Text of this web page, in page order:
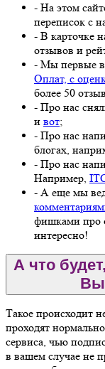
- На этом
переписок с
- В карточке
отзывов и
- Мы первые в
Оплат, с
более 50
- Про нас
и вот;
- Про нас
блогах,
- Про нас
Например,
- А еще мы
фишками про
интересно!
А что
Вы
Такое происходит
проходят
сервиса, чью
в вашем случае не